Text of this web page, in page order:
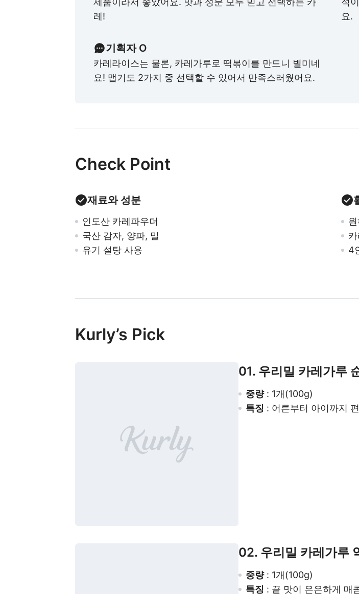
레!
요.
기획자 O
카레라이스는 물론, 카레가루로 떡볶이를 만드니 별미네
요! 맵기도 2가지 중 선택할 수 있어서 만족스러웠어요.
Check Point
재료와 성분
인도산 카레파우더
국산 감자, 양파, 밀
유기 설탕 사용
4
Kurly’s Pick
01. 우리밀 카레가루
중량: 1개(100g)
특징 : 어른부터 아이까지
02. 우리밀 카레가루
중량: 1개(100g)
특징 : 끝 맛이 은은하게 매